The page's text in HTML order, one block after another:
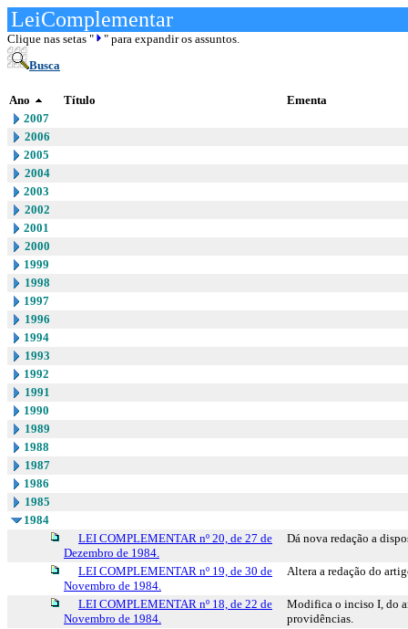
LeiComplementar
Clique nas setas "
" para expandir os assuntos.
Busca
Ano Título
Ementa
2007
2006
2005
2004
2003
2002
2001
2000
1999
1998
1997
1996
1994
1993
1992
1991
1990
1989
1988
1987
1986
1985
1984
LEI COMPLEMENTAR nº 20, de 27 de
Dezembro de 1984.
Dá nova redação a
LEI COMPLEMENTAR nº 19, de 30 de
Novembro de 1984.
Altera a redação do
LEI COMPLEMENTAR nº 18, de 22 de
Novembro de 1984.
Modifica o inciso I, do
providências.